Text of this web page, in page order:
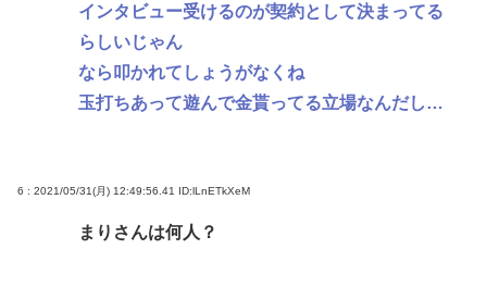
インタビュー受けるのが契約として決まってる
らしいじゃん
なら叩かれてしょうがなくね
玉打ちあって遊んで金貰ってる立場なんだし…
6 : 2021/05/31(月) 12:49:56.41 ID:lLnETkXeM
まりさんは何人？